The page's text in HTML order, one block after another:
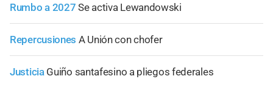
Rumbo a 2027 Se activa Lewandowski
Repercusiones A Unión con chofer
Justicia Guiño santafesino a pliegos federales